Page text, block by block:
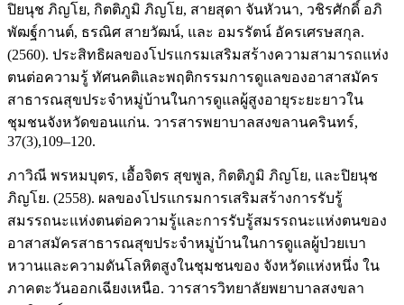
ปิยนุช ภิญโย, กิตติภูมิ ภิญโย, สายสุดา จันหัวนา, วชิรศักดิ์ อภิ
พัฒฐ์กานต์, ธรณิศ สายวัฒน์, และ อมรรัตน์ อัครเศรษสกุล.
(2560). ประสิทธิผลของโปรแกรมเสริมสร้างความสามารถแห่ง
ตนต่อความรู้ ทัศนคติและพฤติกรรมการดูแลของอาสาสมัคร
สาธารณสุขประจำหมู่บ้านในการดูแลผู้สูงอายุระยะยาวใน
ชุมชนจังหวัดขอนแก่น. วารสารพยาบาลสงขลานครินทร์,
37(3),109–120.
ภาวิณี พรหมบุตร, เอื้อจิตร สุขพูล, กิตติภูมิ ภิญโย, และปิยนุช
ภิญโย. (2558). ผลของโปรแกรมการเสริมสร้างการรับรู้
สมรรถนะแห่งตนต่อความรู้และการรับรู้สมรรถนะแห่งตนของ
อาสาสมัครสาธารณสุขประจำหมู่บ้านในการดูแลผู้ป่วยเบา
หวานและความดันโลหิตสูงในชุมชนของ จังหวัดแห่งหนึ่ง ใน
ภาคตะวันออกเฉียงเหนือ. วารสารวิทยาลัยพยาบาลสงขลา